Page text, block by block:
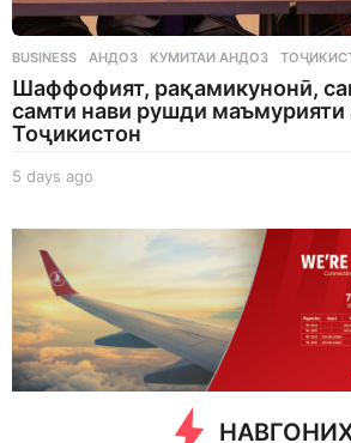
BUSINESS АНДОЗ ,КУМИТАИ АНДОЗ ,
Шаффофият, рақамикунонӣ,
самти нави рушди маъмурияти
Тоҷикистон
5 days ago
g
o